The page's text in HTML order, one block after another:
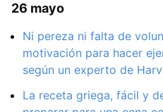
26 mayo
Ni pereza ni falta de
motivación para hacer
según un experto de
La receta griega, fácil y